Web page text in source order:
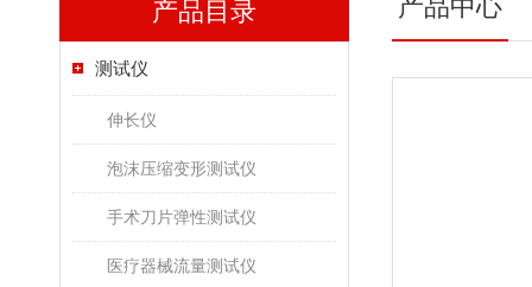
产品目录
测试仪
伸长仪
泡沫压缩变形测试仪
手术刀片弹性测试仪
医疗器械流量测试仪
产品中心